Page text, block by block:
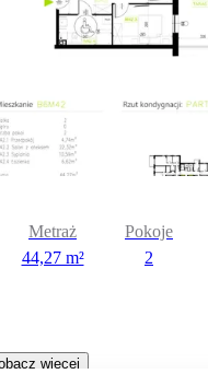
Metraż
44,27 m²
Pokoje
2
więcej